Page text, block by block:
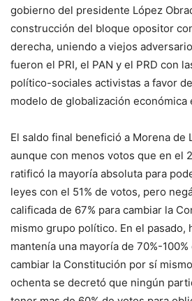
gobierno del presidente López
construcción del bloque opositor
derecha, uniendo a viejos
fueron el PRI, el PAN y el PRD con
político-sociales activistas a favor
modelo de globalización económica
El saldo final benefició a Morena de
aunque con menos votos que en el
ratificó la mayoría absoluta para
leyes con el 51% de votos, pero
calificada de 67% para cambiar la
mismo grupo político. En el pasado,
mantenía una mayoría de 70%-
cambiar la Constitución por sí
ochenta se decretó que ningún